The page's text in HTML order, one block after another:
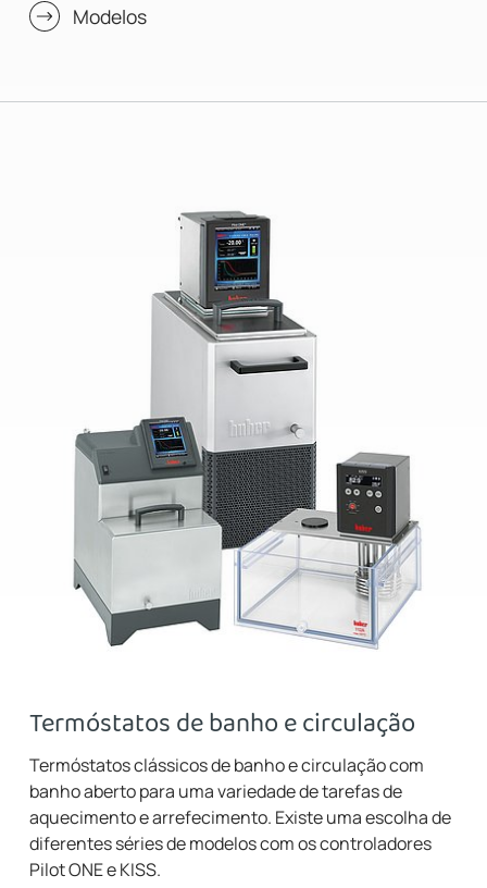
Modelos
Termóstatos de banho e circulação
Termóstatos clássicos de banho e circulação com
banho aberto para uma variedade de tarefas de
aquecimento e arrefecimento. Existe uma escolha de
diferentes séries de modelos com os controladores
Pilot ONE e KISS.